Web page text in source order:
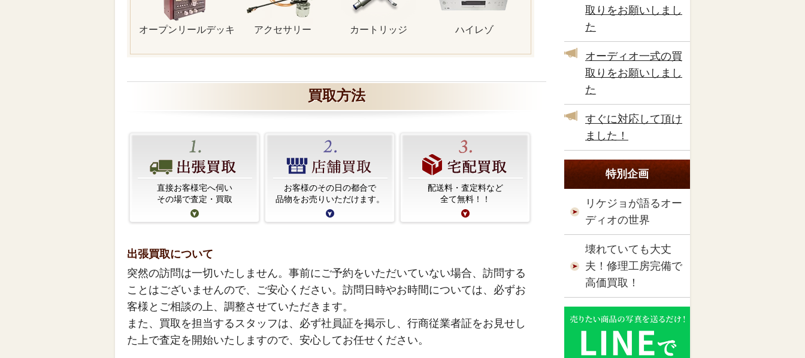
オープンリールデッキ アクセサリー カートリッジ ハイレゾ
買取方法
直接お客様宅へ伺い
その場で査定・買取
お客様のその日の都合で
品物をお売りいただけます。
配送料・査定料など
全て無料！！
出張買取について
突然の訪問は一切いたしません。事前にご予約をいただいていない場合、訪問する
ことはございませんので、ご安心ください。訪問日時やお時間については、必ずお
客様とご相談の上、調整させていただきます。
また、買取を担当するスタッフは、必ず社員証を掲示し、行商従業者証をお見せし
た上で査定を開始いたしますので、安心してお任せください。
取りをお願いしまし
た
オーディオ一式の買
取りをお願いしまし
た
すぐに対応して頂け
ました！
特別企画
リケジョが語るオー
ディオの世界
壊れていても大丈
夫！修理工房完備で
高価買取！